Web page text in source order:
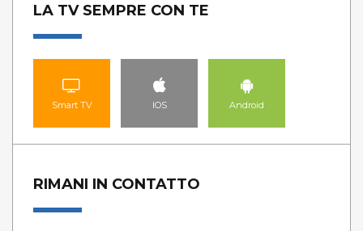
LA TV SEMPRE CON TE
Smart TV IOS Android
RIMANI IN CONTATTO